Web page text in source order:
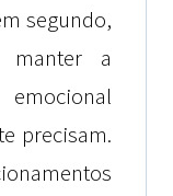
segundo,
manter a
precisam.